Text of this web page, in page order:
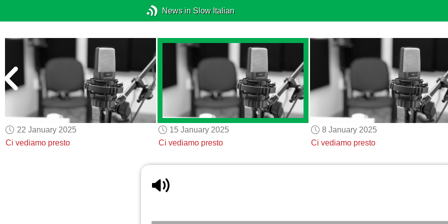
News in Slow Italian
22 January 2025
Ci vediamo presto
15 January 2025
Ci vediamo presto
8 January 2025
Ci vediamo presto